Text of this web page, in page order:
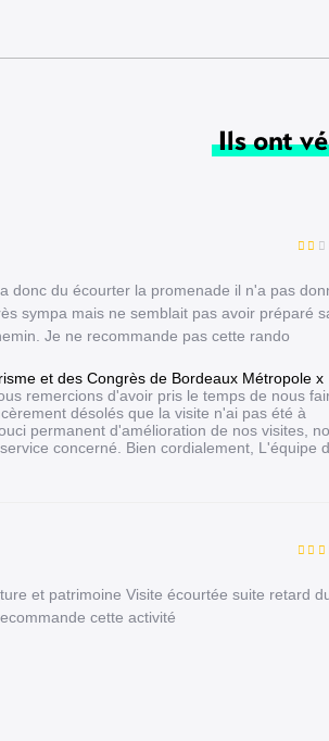
Ils ont
donc du écourter la promenade il n'a pas
sympa mais ne semblait pas avoir préparé
Je ne recommande pas cette rando
et des Congrès de Bordeaux Métropole x
remercions d'avoir pris le temps de nous
désolés que la visite n'ai pas été à
permanent d'amélioration de nos visites,
concerné. Bien cordialement, L'équipe
et patrimoine Visite écourtée suite retard
cette activité